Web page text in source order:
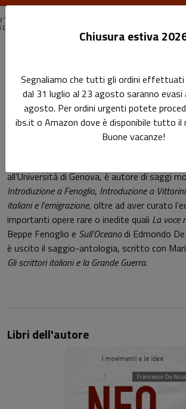
Francesco De
Pagina di Francesco De
all’Università di Genova, è autore di saggi
Introduzione a Fenoglio, Introduzione a Vittorini
italiani e l’emigrazione, oltre ad aver curato
importanti opere rare o inedite quali La voce
Beppe Fenoglio e Sull’Oceanodi Edmondo
è uscito il saggio-antologia, scritto con
Gli scrittori italiani e la Grande Guerra.
Libri dell'autore
Chiusura estiva
Segnaliamo che tutti gli ordini
dal 31 luglio al 23 agosto saranno evasi
agosto. Per ordini urgenti potete
ibs.it o Amazon dove è disponibile tutto
Buone vacanze!